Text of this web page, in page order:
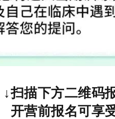
↓扫描下方二维码
开营前报名可享